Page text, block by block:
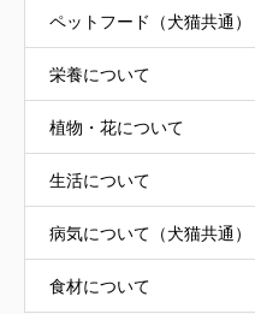
ペットフード（犬猫共通）
栄養について
植物・花について
生活について
病気について（犬猫共通）
食材について